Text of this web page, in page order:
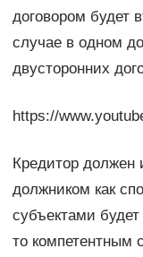
договором будет
случае в одном
двусторонних
https://
Кредитор должен
должником как
субъектами
то компетентным